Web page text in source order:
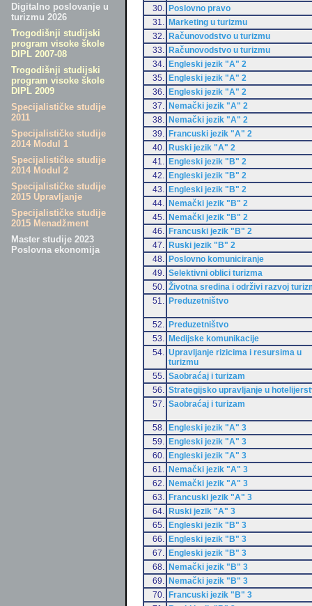
Digitalno poslovanje u
turizmu 2026
Trogodišnji studijski
program visoke škole
DIPL 2007-08
Trogodišnji studijski
program visoke škole
DIPL 2009
Specijalističke studije
2011
Specijalističke studije
2014 Modul 1
Specijalističke studije
2014 Modul 2
Specijalističke studije
2015 Upravljanje
Specijalističke studije
2015 Menadžment
Master studije 2023
Poslovna ekonomija
30.
Poslovno pravo
31.
Marketing u turizmu
32.
Računovodstvo u turizmu
33.
Računovodstvo u turizmu
34.
Engleski jezik "A" 2
35.
Engleski jezik "A" 2
36.
Engleski jezik "A" 2
37.
Nemački jezik "A" 2
38.
Nemački jezik "A" 2
39.
Francuski jezik "A" 2
40.
Ruski jezik "A" 2
41.
Engleski jezik "B" 2
42.
Engleski jezik "B" 2
43.
Engleski jezik "B" 2
44.
Nemački jezik "B" 2
45.
Nemački jezik "B" 2
46.
Francuski jezik "B" 2
47.
Ruski jezik "B" 2
48.
Poslovno komuniciranje
49.
Selektivni oblici turizma
50.
Životna sredina i održivi razvoj
51.
Preduzetništvo
52.
Preduzetništvo
53.
Medijske komunikacije
54.
Upravljanje rizicima i resursima u
turizmu
55.
Saobraćaj i turizam
56.
Strategijsko upravljanje u
57.
Saobraćaj i turizam
58.
Engleski jezik "A" 3
59.
Engleski jezik "A" 3
60.
Engleski jezik "A" 3
61.
Nemački jezik "A" 3
62.
Nemački jezik "A" 3
63.
Francuski jezik "A" 3
64.
Ruski jezik "A" 3
65.
Engleski jezik "B" 3
66.
Engleski jezik "B" 3
67.
Engleski jezik "B" 3
68.
Nemački jezik "B" 3
69.
Nemački jezik "B" 3
70.
Francuski jezik "B" 3